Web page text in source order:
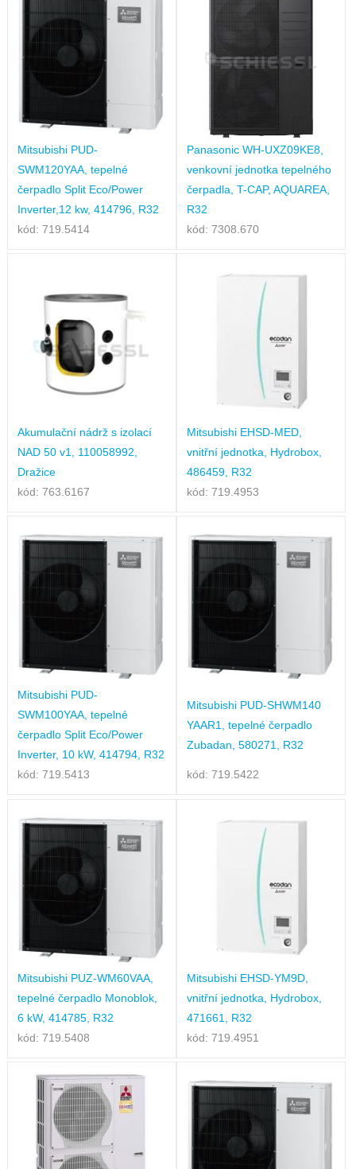
Mitsubishi PUD-
SWM120YAA, tepelné
čerpadlo Split Eco/Power
Inverter,12 kw, 414796, R32
kód: 719.5414
Panasonic WH-UXZ09KE8,
venkovní jednotka tepelného
čerpadla, T-CAP, AQUAREA,
R32
kód: 7308.670
Akumulační nádrž s izolací
NAD 50 v1, 110058992,
Dražice
kód: 763.6167
Mitsubishi EHSD-MED,
vnitřní jednotka, Hydrobox,
486459, R32
kód: 719.4953
Mitsubishi PUD-
SWM100YAA, tepelné
čerpadlo Split Eco/Power
Inverter, 10 kW, 414794, R32
kód: 719.5413
Mitsubishi PUD-SHWM140
YAAR1, tepelné čerpadlo
Zubadan, 580271, R32
kód: 719.5422
Mitsubishi PUZ-WM60VAA,
tepelné čerpadlo Monoblok,
6 kW, 414785, R32
kód: 719.5408
Mitsubishi EHSD-YM9D,
vnitřní jednotka, Hydrobox,
471661, R32
kód: 719.4951